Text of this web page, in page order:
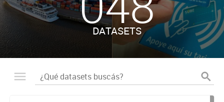
DATASETS